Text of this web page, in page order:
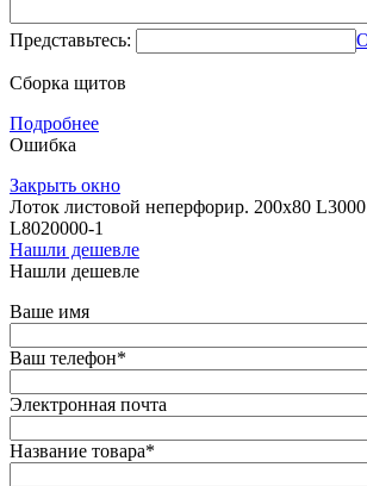
Представьтесь:
Сборка щитов
Подробнее
Ошибка
Закрыть окно
Лоток листовой неперфорир. 200х80
L8020000-1
Нашли дешевле
Нашли дешевле
Ваше имя
Ваш телефон*
Электронная почта
Название товара*